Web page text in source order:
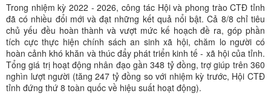
Trong nhiệm kỳ 2022 - 2026, công tác Hội và phong trào CTĐ tỉnh
đã có nhiều đổi mới và đạt những kết quả nổi bật. Cả 8/8 chỉ tiêu
chủ yếu đều hoàn thành và vượt mức kế hoạch đề ra, góp phần
tích cực thực hiện chính sách an sinh xã hội, chăm lo người có
hoàn cảnh khó khăn và thúc đẩy phát triển kinh tế - xã hội của tỉnh.
Tổng giá trị hoạt động nhân đạo gần 348 tỷ đồng, trợ giúp trên 360
nghìn lượt người (tăng 247 tỷ đồng so với nhiệm kỳ trước, Hội CTĐ
tỉnh đứng thứ 8 toàn quốc về hiệu suất hoạt động).